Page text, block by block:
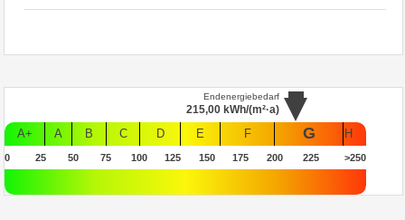
Endenergiebedarf
215,00 kWh/(m²·a)
A+
A B C D E F G H
0 25 50 75 100 125 150 175 200 225 >250